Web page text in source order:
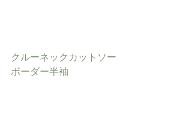
クルーネックカットソー
ボーダー半袖